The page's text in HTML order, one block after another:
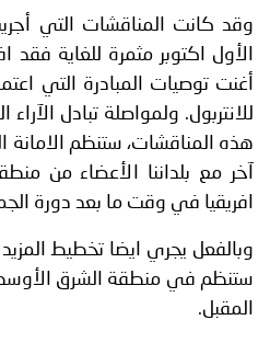
وقد كانت المناقشات التي
الأول اكتوبر مثمرة للغاية
أغنت توصيات المبادرة التي
للانتربول. ولمواصلة تبادل
هذه المناقشات، ستنظم الامانة
آخر مع بلداننا الأعضاء من
افريقيا في وقت ما بعد دورة
وبالفعل يجري ايضا تخطيط
ستنظم في منطقة الشرق
المقبل.